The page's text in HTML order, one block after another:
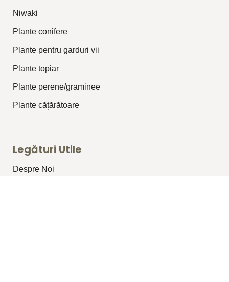
⁠Niwaki
Plante conifere
Plante pentru garduri vii
Plante topiar
Plante perene/graminee
Plante cățărătoare
Legături Utile
Despre Noi